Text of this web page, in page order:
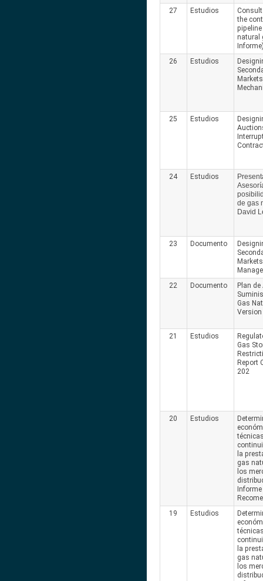
27
Estudios
the
natural
26
Estudios
25 Estudios
24 Estudios
de gas
David
23 Documento
22
Documento
Plan
Gas
21 Estudios
Gas
Report
202
20 Estudios
la
gas
los
19
Estudios
la
gas
los